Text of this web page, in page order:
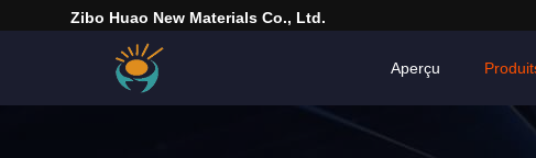
Zibo Huao New Materials Co., Ltd.
Aperçu